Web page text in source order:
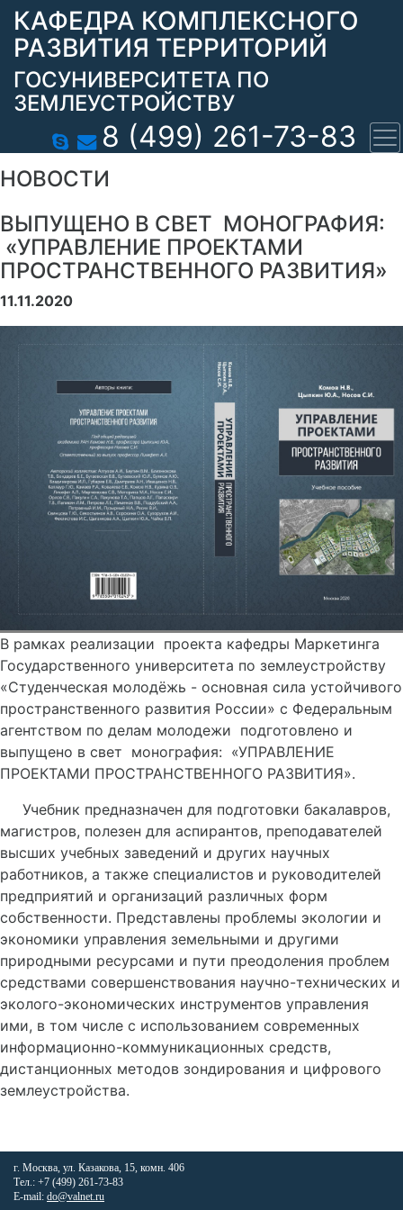
КАФЕДРА КОМПЛЕКСНОГО
РАЗВИТИЯ ТЕРРИТОРИЙ
ГОСУНИВЕРСИТЕТА ПО
ЗЕМЛЕУСТРОЙСТВУ
8 (499) 261-73-83
НОВОСТИ
ВЫПУЩЕНО В СВЕТ МОНОГРАФИЯ:
«УПРАВЛЕНИЕ ПРОЕКТАМИ
ПРОСТРАНСТВЕННОГО РАЗВИТИЯ»
11.11.2020
В рамках реализации проекта кафедры Маркетинга
Государственного университета по землеустройству
«Студенческая молодёжь - основная сила устойчивого
пространственного развития России» с Федеральным
агентством по делам молодежи подготовлено и
выпущено в свет монография: «УПРАВЛЕНИЕ
ПРОЕКТАМИ ПРОСТРАНСТВЕННОГО РАЗВИТИЯ».
Учебник предназначен для подготовки бакалавров,
магистров, полезен для аспирантов, преподавателей
высших учебных заведений и других научных
работников, а также специалистов и руководителей
предприятий и организаций различных форм
собственности. Представлены проблемы экологии и
экономики управления земельными и другими
природными ресурсами и пути преодоления проблем
средствами совершенствования научно-технических и
эколого-экономических инструментов управления
ими, в том числе с использованием современных
информационно-коммуникационных средств,
дистанционных методов зондирования и цифрового
землеустройства.
г. Москва, ул. Казакова, 15, комн. 406
Тел.: +7 (499) 261-73-83
E-mail: do@valnet.ru